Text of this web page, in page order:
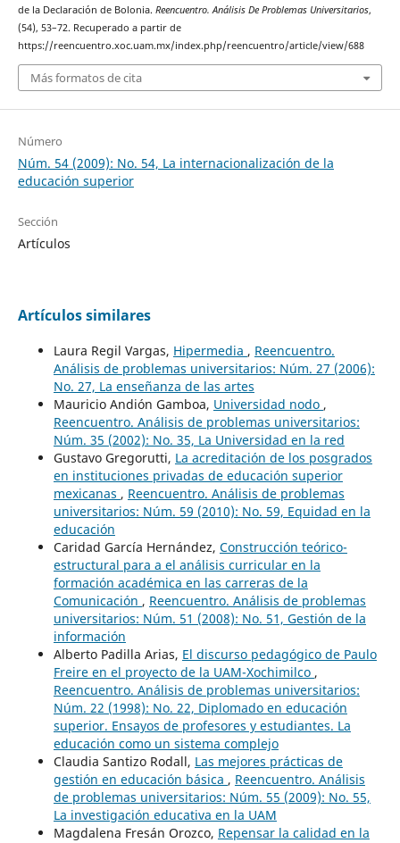
de la Declaración de Bolonia. Reencuentro. Análisis De Problemas Universitarios,
(54), 53–72. Recuperado a partir de
https://reencuentro.xoc.uam.mx/index.php/reencuentro/article/view/688
Más formatos de cita
Número
Núm. 54 (2009): No. 54, La internacionalización de la
educación superior
Sección
Artículos
Artículos similares
Laura Regil Vargas, Hipermedia , Reencuentro.
Análisis de problemas universitarios: Núm. 27 (2006):
No. 27, La enseñanza de las artes
Mauricio Andión Gamboa, Universidad nodo ,
Reencuentro. Análisis de problemas universitarios:
Núm. 35 (2002): No. 35, La Universidad en la red
Gustavo Gregorutti, La acreditación de los posgrados
en instituciones privadas de educación superior
mexicanas , Reencuentro. Análisis de problemas
universitarios: Núm. 59 (2010): No. 59, Equidad en la
educación
Caridad García Hernández, Construcción teórico-
estructural para a el análisis curricular en la
formación académica en las carreras de la
Comunicación , Reencuentro. Análisis de problemas
universitarios: Núm. 51 (2008): No. 51, Gestión de la
información
Alberto Padilla Arias, El discurso pedagógico de Paulo
Freire en el proyecto de la UAM-Xochimilco ,
Reencuentro. Análisis de problemas universitarios:
Núm. 22 (1998): No. 22, Diplomado en educación
superior. Ensayos de profesores y estudiantes. La
educación como un sistema complejo
Claudia Santizo Rodall, Las mejores prácticas de
gestión en educación básica , Reencuentro. Análisis
de problemas universitarios: Núm. 55 (2009): No. 55,
La investigación educativa en la UAM
Magdalena Fresán Orozco, Repensar la calidad en la